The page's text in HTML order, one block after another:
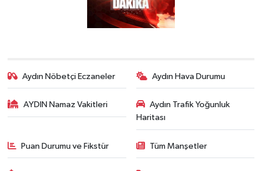
Aydın Nöbetçi Eczaneler Aydın Hava Durumu
AYDIN Namaz Vakitleri
Aydın Trafik Yoğunluk
Haritası
Puan Durumu ve Fikstür Tüm Manşetler